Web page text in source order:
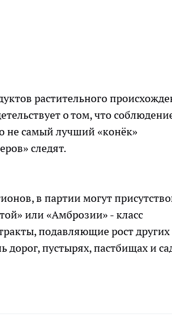
растительного
о том, что
не самый лучший «конёк»
следят.
в партии могут
или «Амброзии» - класс
подавляющие рост других
пустырях, пастбищах и